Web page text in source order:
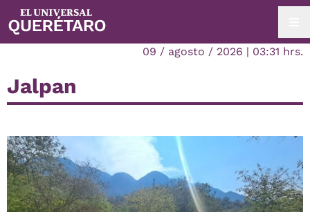
09 / agosto / 2026 | 03:31 hrs.
Jalpan